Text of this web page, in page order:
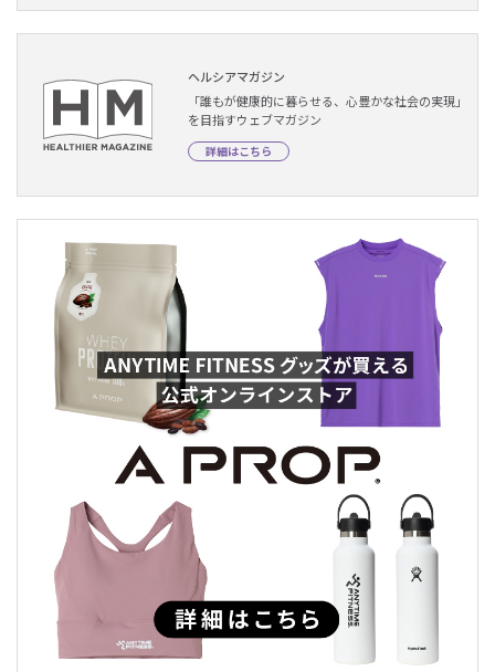
ヘルシアマガジン
「誰もが健康的に暮らせる、心豊かな社会の実現」
を目指すウェブマガジン
詳細はこちら